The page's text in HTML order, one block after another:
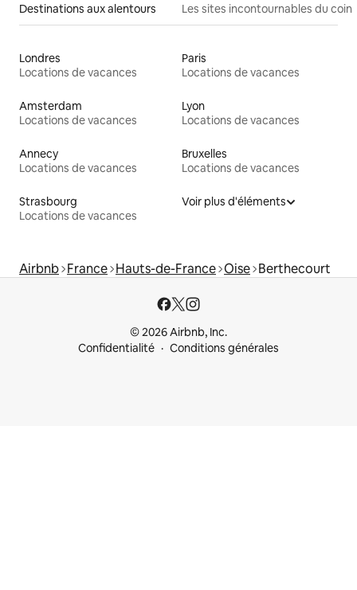
Destinations aux alentours Les sites incontournables du coin
Londres
Locations de vacances
Paris
Locations de vacances
Amsterdam
Locations de vacances
Lyon
Locations de vacances
Annecy
Locations de vacances
Bruxelles
Locations de vacances
Strasbourg
Locations de vacances
Voir plus d'éléments
Airbnb France Hauts-de-France Oise Berthecourt
© 2026 Airbnb, Inc.
Confidentialité
Conditions générales